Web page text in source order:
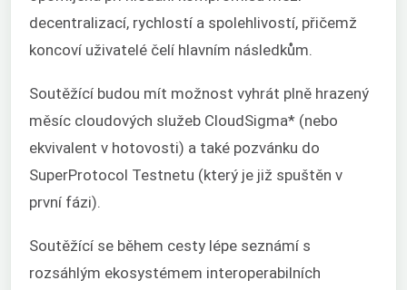
decentralizací, rychlostí a spolehlivostí, přičemž
koncoví uživatelé čelí hlavním následkům.
Soutěžící budou mít možnost vyhrát plně hrazený
měsíc cloudových služeb CloudSigma* (nebo
ekvivalent v hotovosti) a také pozvánku do
SuperProtocol Testnetu (který je již spuštěn v
první fázi).
Soutěžící se během cesty lépe seznámí s
rozsáhlým ekosystémem interoperabilních